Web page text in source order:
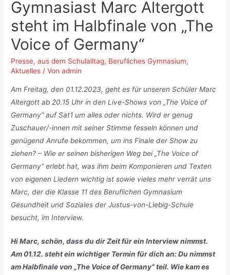
Gymnasiast Marc Altergott
steht im Halbfinale von „The
Voice of Germany“
Presse,aus dem Schulalltag, Berufliches Gymnasium,
Aktuelles / Vonadmin
Am Freitag, den 01.12.2023, geht es für unseren Schüler Marc
Altergott ab 20.15 Uhr in den Live-Shows von „The Voice of
Germany“ auf Sat1 um alles oder nichts. Wird er genug
Zuschauer/-innen mit seiner Stimme fesseln können und
genügend Anrufe bekommen, um ins Finale der Show zu
ziehen? – Wie er seinen bisherigen Weg bei „The Voice of
Germany“ erlebt hat, was ihm beim Komponieren und Texten
von eigenen Liedern wichtig ist sowie vieles mehr verrät uns
Marc, der die Klasse 11 des Beruflichen Gymnasium
Gesundheit und Soziales der Justus-von-Liebig-Schule
besucht, im Interview.
Hi Marc, schön, dass du dir Zeit für ein Interview nimmst.
Am 01.12. steht ein wichtiger Termin für dich an: Du nimmst
am Halbfinale von „The Voice of Germany“ teil. Wie kam es